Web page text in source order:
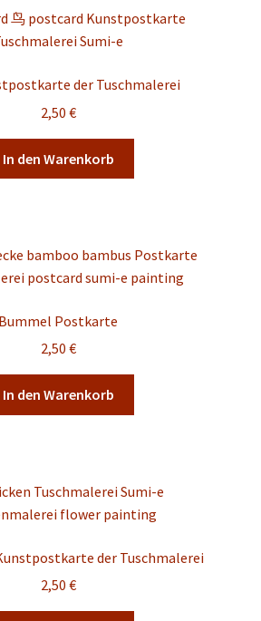
der Tuschmalerei
2,50 €
In den Warenkorb
Bummel Postkarte
2,50 €
In den Warenkorb
der Tuschmalerei
2,50 €